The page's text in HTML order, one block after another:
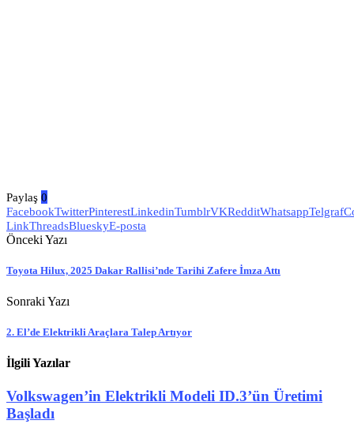
Paylaş 0
FacebookTwitterPinterestLinkedinTumblrVKRedditWhatsappTelgraf
LinkThreadsBlueskyE-posta
Önceki Yazı
Toyota Hilux, 2025 Dakar Rallisi’nde Tarihi Zafere İmza Attı
Sonraki Yazı
2. El’de Elektrikli Araçlara Talep Artıyor
İlgili Yazılar
Volkswagen’in Elektrikli Modeli ID.3’ün Üretimi
Başladı